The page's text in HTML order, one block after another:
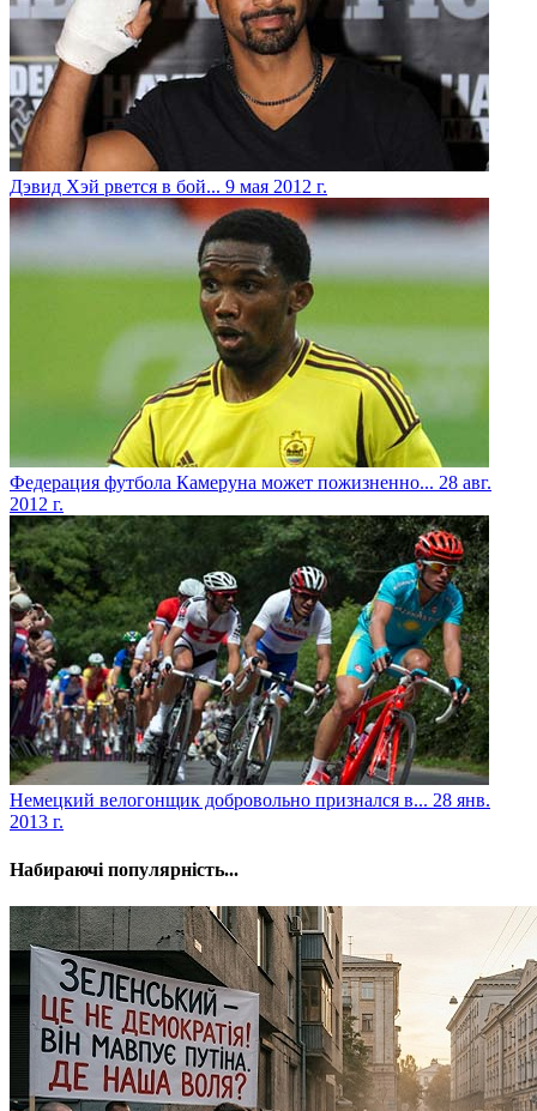
Дэвид Хэй рвется в бой... 9 мая 2012 г.
Федерация футбола Камеруна может пожизненно... 28 авг.
2012 г.
Немецкий велогонщик добровольно признался в... 28 янв.
2013 г.
Набираючі популярність...